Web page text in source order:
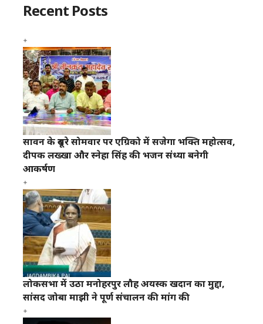
Recent Posts
सावन के दूसरे सोमवार पर एग्रिको में सजेगा भक्ति महोत्सव,
दीपक लख्खा और स्नेहा सिंह की भजन संध्या बनेगी
आकर्षण
लोकसभा में उठा मनोहरपुर लौह अयस्क खदान का मुद्दा,
सांसद जोबा माझी ने पूर्ण संचालन की मांग की